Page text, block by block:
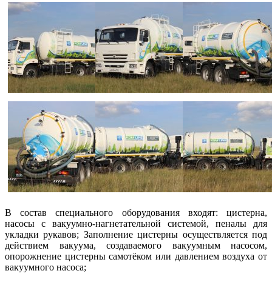
В состав специального оборудования входят: цистерна,
насосы с вакуумно-нагнетательной системой, пеналы для
укладки рукавов; Заполнение цистерны осуществляется под
действием вакуума, создаваемого вакуумным насосом,
опорожнение цистерны самотёком или давлением воздуха от
вакуумного насоса;